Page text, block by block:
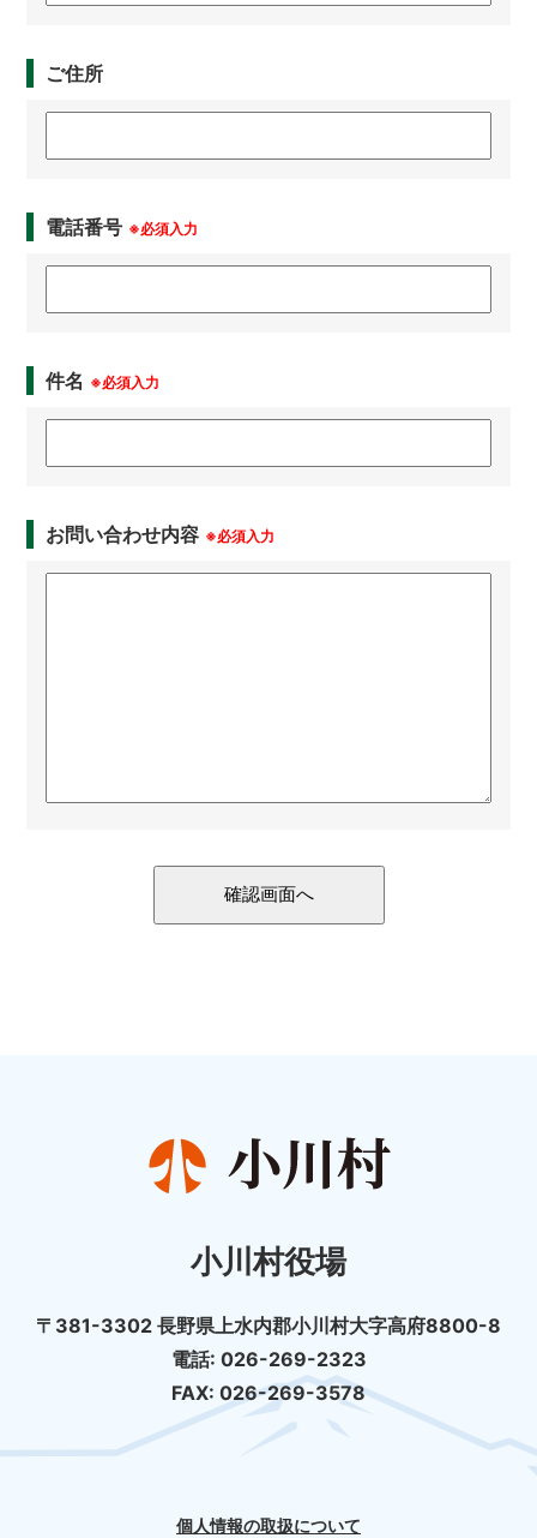
ご住所
電話番号 ※必須入力
件名 ※必須入力
お問い合わせ内容 ※必須入力
小川村役場
〒381-3302 長野県上水内郡小川村大字高府8800-8
電話: 026-269-2323
FAX: 026-269-3578
個人情報の取扱について